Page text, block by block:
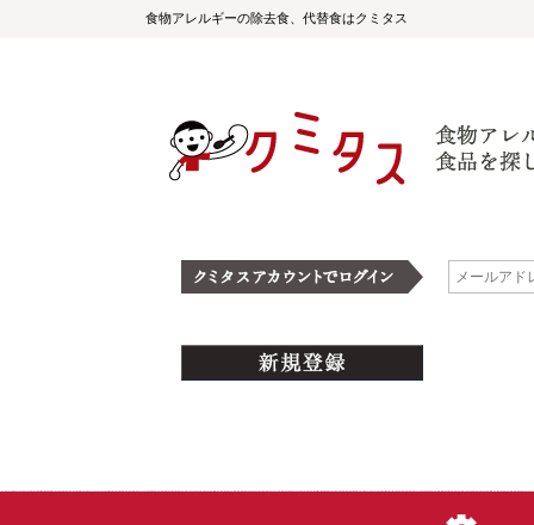
食物アレルギーの除去食、代替食はクミタス